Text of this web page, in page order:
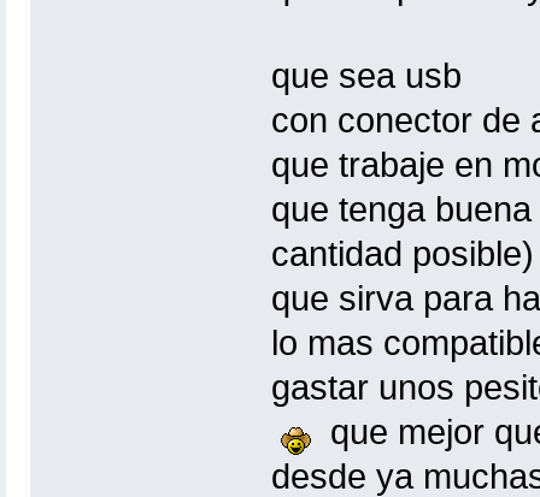
que sea usb
con conector de
que trabaje en
que tenga
cantidad posible)
que sirva para
lo mas
gastar unos
que mejor
desde ya